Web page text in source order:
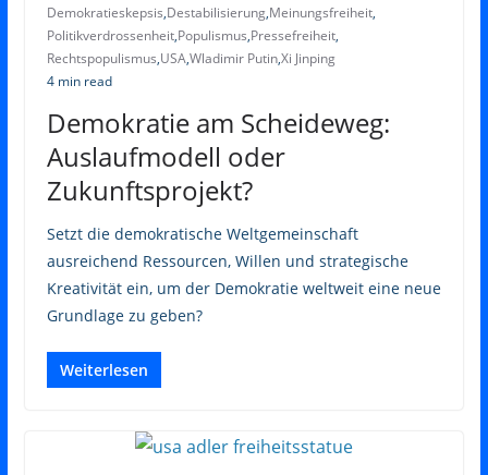
Demokratieskepsis,Destabilisierung,Meinungsfreiheit,
Politikverdrossenheit,Populismus,Pressefreiheit,
Rechtspopulismus,USA,Wladimir Putin,Xi Jinping
4 min read
Demokratie am Scheideweg:
Auslaufmodell oder
Zukunftsprojekt?
Setzt die demokratische Weltgemeinschaft
ausreichend Ressourcen, Willen und strategische
Kreativität ein, um der Demokratie weltweit eine neue
Grundlage zu geben?
Weiterlesen